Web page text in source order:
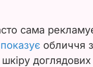
сама
показує обличчя
доглядових